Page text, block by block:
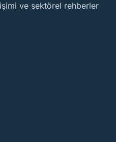
ve sektörel rehberler